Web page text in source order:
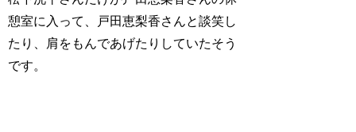
憩室に入って、戸田恵梨香さんと談笑し
たり、肩をもんであげたりしていたそう
です。